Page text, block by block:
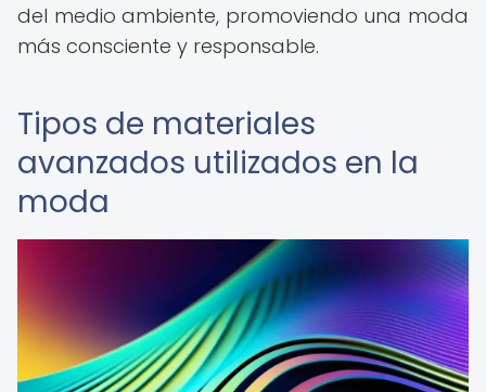
del medio ambiente, promoviendo una moda
más consciente y responsable.
Tipos de materiales
avanzados utilizados en la
moda